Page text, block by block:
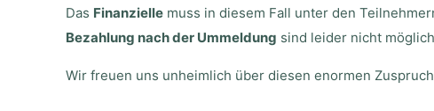
Das Finanzielle muss in diesem Fall unter den
Bezahlung nach der Ummeldung sind leider nicht
Wir freuen uns unheimlich über diesen enormen